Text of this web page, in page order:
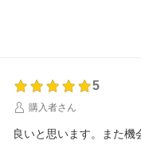
5
購入者さん
良いと思います。また機